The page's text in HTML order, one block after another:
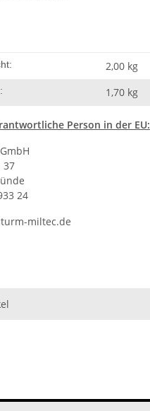
2,00 kg
1,70 kg
Person in der EU:
37
24
miltec.de